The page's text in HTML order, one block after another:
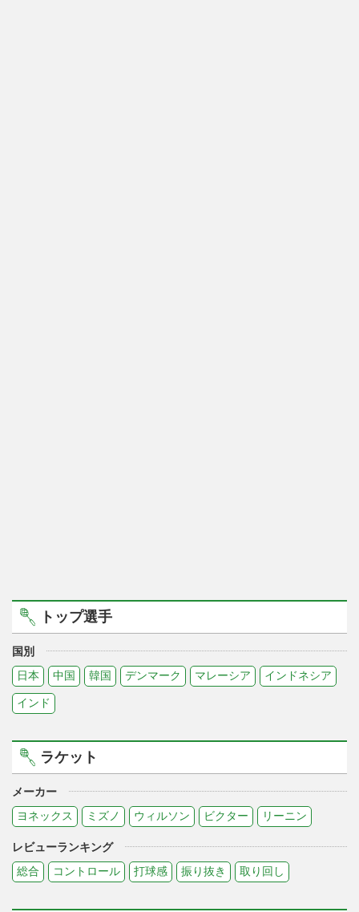
トップ選手
国別
日本
中国 韓国 デンマーク マレーシア インドネシア
インド
ラケット
メーカー
ヨネックス
ミズノ ウィルソン ビクター リーニン
レビューランキング
総合
コントロール 打球感 振り抜き 取り回し